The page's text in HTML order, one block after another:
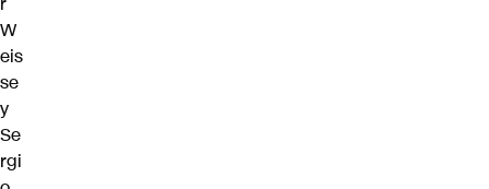
W
eis
se
y
Se
rgi